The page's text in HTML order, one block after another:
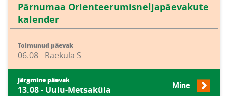
Pärnumaa Orienteerumisneljapäevakute
kalender
Toimunud päevak
06.08 - Raeküla S
Järgmine päevak
13.08 - Uulu-Metsaküla Mine